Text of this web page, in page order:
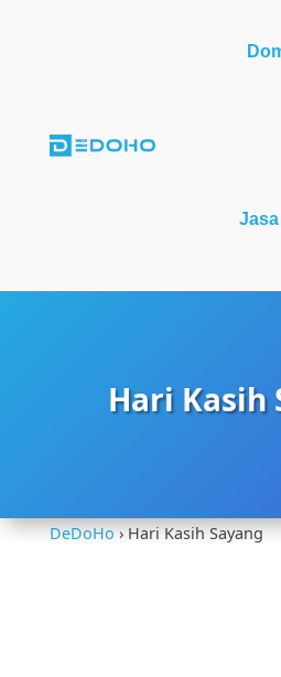
Jasa
Hari Kasih
DeDoHo›Hari Kasih Sayang